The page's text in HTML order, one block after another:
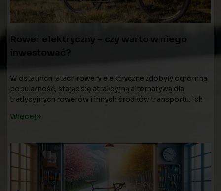
Rower elektryczny – czy warto w niego
inwestować?
W ostatnich latach rowery elektryczne zdobyły ogromną
popularność, stając się atrakcyjną alternatywą dla
tradycyjnych rowerów i innych środków transportu. Ich
Więcej»